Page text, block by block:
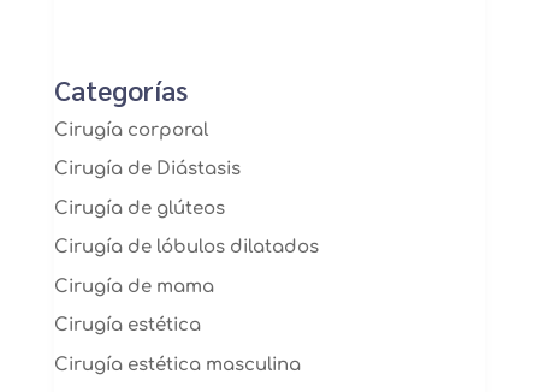
Categorías
Cirugía corporal
Cirugía de Diástasis
Cirugía de glúteos
Cirugía de lóbulos dilatados
Cirugía de mama
Cirugía estética
Cirugía estética masculina